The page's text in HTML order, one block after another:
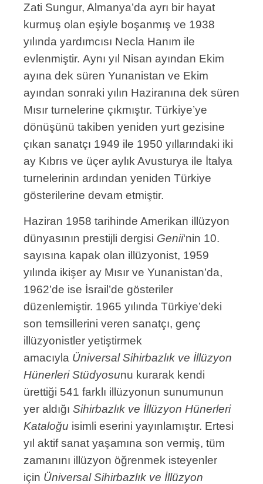
Zati Sungur, Almanya’da ayrı bir hayat
kurmuş olan eşiyle boşanmış ve 1938
yılında yardımcısı Necla Hanım ile
evlenmiştir. Aynı yıl Nisan ayından Ekim
ayına dek süren Yunanistan ve Ekim
ayından sonraki yılın Haziranına dek süren
Mısır turnelerine çıkmıştır. Türkiye’ye
dönüşünü takiben yeniden yurt gezisine
çıkan sanatçı 1949 ile 1950 yıllarındaki iki
ay Kıbrıs ve üçer aylık Avusturya ile İtalya
turnelerinin ardından yeniden Türkiye
gösterilerine devam etmiştir.
Haziran 1958 tarihinde Amerikan illüzyon
dünyasının prestijli dergisi Genii‘nin 10.
sayısına kapak olan illüzyonist, 1959
yılında ikişer ay Mısır ve Yunanistan’da,
1962’de ise İsrail’de gösteriler
düzenlemiştir. 1965 yılında Türkiye’deki
son temsillerini veren sanatçı, genç
illüzyonistler yetiştirmek
amacıyla Üniversal Sihirbazlık ve İllüzyon
Hünerleri Stüdyosunu kurarak kendi
ürettiği 541 farklı illüzyonun sunumunun
yer aldığı Sihirbazlık ve İllüzyon Hünerleri
Kataloğu isimli eserini yayınlamıştır. Ertesi
yıl aktif sanat yaşamına son vermiş, tüm
zamanını illüzyon öğrenmek isteyenler
için Üniversal Sihirbazlık ve İllüzyon